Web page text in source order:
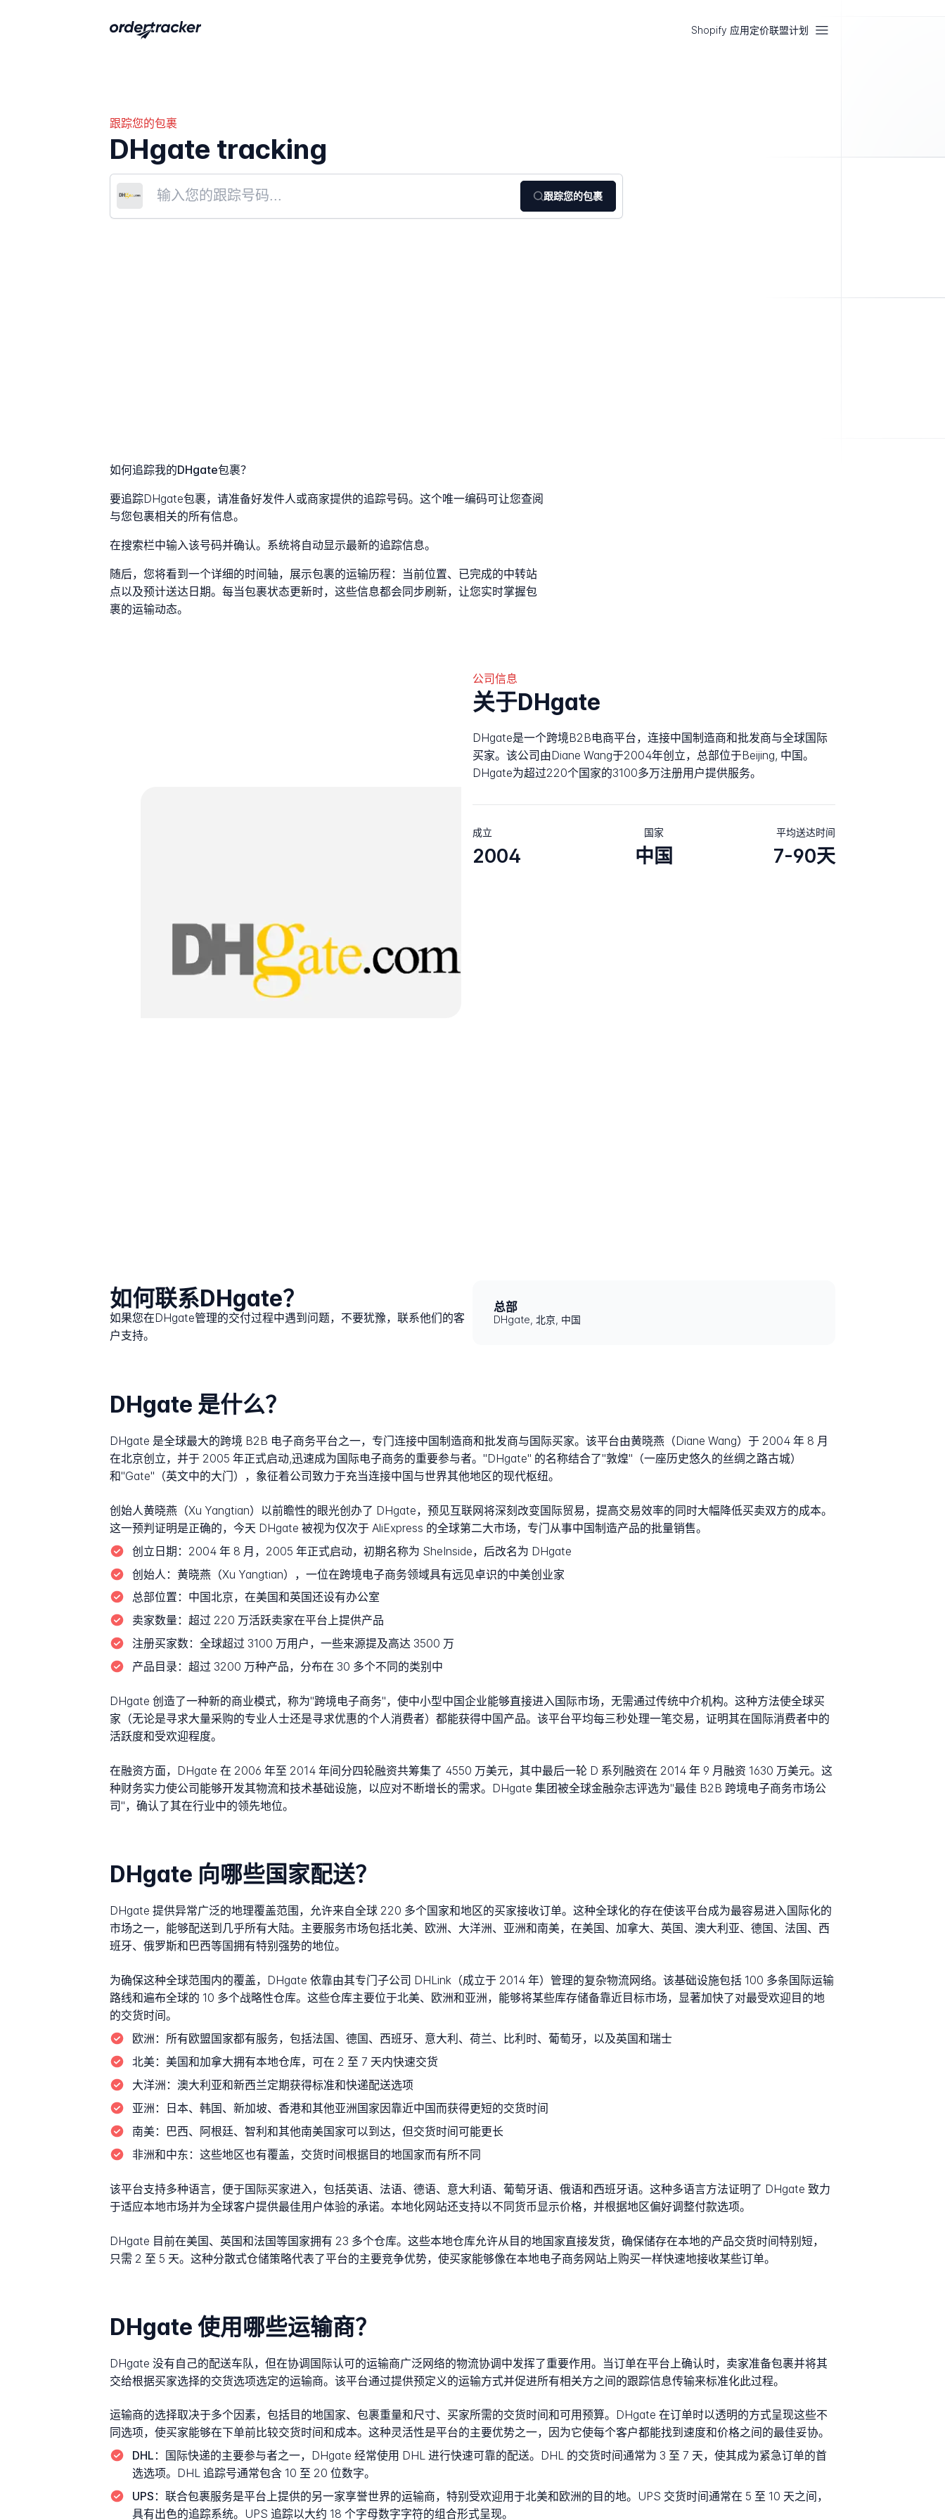
Shopify 应用定价联盟计划
跟踪您的包裹
DHgate tracking
跟踪您的包裹
如何追踪我的DHgate包裹？
要追踪DHgate包裹，请准备好发件人或商家提供的追踪号码。这个唯一编码可让您查阅
与您包裹相关的所有信息。
在搜索栏中输入该号码并确认。系统将自动显示最新的追踪信息。
随后，您将看到一个详细的时间轴，展示包裹的运输历程：当前位置、已完成的中转站
点以及预计送达日期。每当包裹状态更新时，这些信息都会同步刷新，让您实时掌握包
裹的运输动态。
公司信息
关于DHgate
DHgate是一个跨境B2B电商平台，连接中国制造商和批发商与全球国际
买家。该公司由Diane Wang于2004年创立，总部位于Beijing, 中国。
DHgate为超过220个国家的3100多万注册用户提供服务。
成立
2004
国家
中国
平均送达时间
7-90天
如何联系DHgate？
如果您在DHgate管理的交付过程中遇到问题，不要犹豫，联系他们的客
户支持。
总部
DHgate, 北京, 中国
DHgate 是什么？
DHgate 是全球最大的跨境 B2B 电子商务平台之一，专门连接中国制造商和批发商与国际买家。该平台由黄晓燕（Diane Wang）于 2004 年 8 月
在北京创立，并于 2005 年正式启动,迅速成为国际电子商务的重要参与者。"DHgate" 的名称结合了"敦煌"（一座历史悠久的丝绸之路古城）
和"Gate"（英文中的大门），象征着公司致力于充当连接中国与世界其他地区的现代枢纽。
创始人黄晓燕（Xu Yangtian）以前瞻性的眼光创办了 DHgate，预见互联网将深刻改变国际贸易，提高交易效率的同时大幅降低买卖双方的成本。
这一预判证明是正确的，今天 DHgate 被视为仅次于 AliExpress 的全球第二大市场，专门从事中国制造产品的批量销售。
创立日期： 2004 年 8 月，2005 年正式启动，初期名称为 SheInside，后改名为 DHgate
创始人： 黄晓燕（Xu Yangtian），一位在跨境电子商务领域具有远见卓识的中美创业家
总部位置： 中国北京，在美国和英国还设有办公室
卖家数量： 超过 220 万活跃卖家在平台上提供产品
注册买家数： 全球超过 3100 万用户，一些来源提及高达 3500 万
产品目录： 超过 3200 万种产品，分布在 30 多个不同的类别中
DHgate 创造了一种新的商业模式，称为"跨境电子商务"，使中小型中国企业能够直接进入国际市场，无需通过传统中介机构。这种方法使全球买
家（无论是寻求大量采购的专业人士还是寻求优惠的个人消费者）都能获得中国产品。该平台平均每三秒处理一笔交易，证明其在国际消费者中的
活跃度和受欢迎程度。
在融资方面，DHgate 在 2006 年至 2014 年间分四轮融资共筹集了 4550 万美元，其中最后一轮 D 系列融资在 2014 年 9 月融资 1630 万美元。这
种财务实力使公司能够开发其物流和技术基础设施，以应对不断增长的需求。DHgate 集团被全球金融杂志评选为"最佳 B2B 跨境电子商务市场公
司"，确认了其在行业中的领先地位。
DHgate 向哪些国家配送？
DHgate 提供异常广泛的地理覆盖范围，允许来自全球 220 多个国家和地区的买家接收订单。这种全球化的存在使该平台成为最容易进入国际化的
市场之一，能够配送到几乎所有大陆。主要服务市场包括北美、欧洲、大洋洲、亚洲和南美，在美国、加拿大、英国、澳大利亚、德国、法国、西
班牙、俄罗斯和巴西等国拥有特别强势的地位。
为确保这种全球范围内的覆盖，DHgate 依靠由其专门子公司 DHLink（成立于 2014 年）管理的复杂物流网络。该基础设施包括 100 多条国际运输
路线和遍布全球的 10 多个战略性仓库。这些仓库主要位于北美、欧洲和亚洲，能够将某些库存储备靠近目标市场，显著加快了对最受欢迎目的地
的交货时间。
欧洲： 所有欧盟国家都有服务，包括法国、德国、西班牙、意大利、荷兰、比利时、葡萄牙，以及英国和瑞士
北美： 美国和加拿大拥有本地仓库，可在 2 至 7 天内快速交货
大洋洲： 澳大利亚和新西兰定期获得标准和快递配送选项
亚洲：
日本、韩国、新加坡、香港和其他亚洲国家因靠近中国而获得更短的交货时间
南美：
巴西、阿根廷、智利和其他南美国家可以到达，但交货时间可能更长
非洲和中东： 这些地区也有覆盖，交货时间根据目的地国家而有所不同
该平台支持多种语言，便于国际买家进入，包括英语、法语、德语、意大利语、葡萄牙语、俄语和西班牙语。这种多语言方法证明了 DHgate 致力
于适应本地市场并为全球客户提供最佳用户体验的承诺。本地化网站还支持以不同货币显示价格，并根据地区偏好调整付款选项。
DHgate 目前在美国、英国和法国等国家拥有 23 多个仓库。这些本地仓库允许从目的地国家直接发货，确保储存在本地的产品交货时间特别短，
只需 2 至 5 天。这种分散式仓储策略代表了平台的主要竞争优势，使买家能够像在本地电子商务网站上购买一样快速地接收某些订单。
DHgate 使用哪些运输商？
DHgate 没有自己的配送车队，但在协调国际认可的运输商广泛网络的物流协调中发挥了重要作用。当订单在平台上确认时，卖家准备包裹并将其
交给根据买家选择的交货选项选定的运输商。该平台通过提供预定义的运输方式并促进所有相关方之间的跟踪信息传输来标准化此过程。
运输商的选择取决于多个因素，包括目的地国家、包裹重量和尺寸、买家所需的交货时间和可用预算。DHgate 在订单时以透明的方式呈现这些不
同选项，使买家能够在下单前比较交货时间和成本。这种灵活性是平台的主要优势之一，因为它使每个客户都能找到速度和价格之间的最佳妥协。
DHL：
国际快递的主要参与者之一，DHgate 经常使用 DHL 进行快速可靠的配送。DHL 的交货时间通常为 3 至 7 天，使其成为紧急订单的首
选选项。DHL 追踪号通常包含 10 至 20 位数字。
UPS： 联合包裹服务是平台上提供的另一家享誉世界的运输商，特别受欢迎用于北美和欧洲的目的地。UPS 交货时间通常在 5 至 10 天之间，
具有出色的追踪系统。UPS 追踪以大约 18 个字母数字字符的组合形式呈现。